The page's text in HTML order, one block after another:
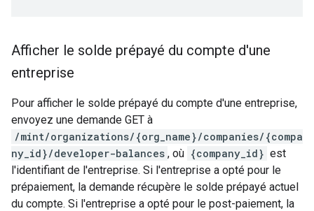
Afficher le solde prépayé du compte d'une
entreprise
Pour afficher le solde prépayé du compte d'une entreprise,
envoyez une demande GET à
/mint/organizations/{org_name}/companies/{compa
ny_id}/developer-balances , où {company_id} est
l'identifiant de l'entreprise. Si l'entreprise a opté pour le
prépaiement, la demande récupère le solde prépayé actuel
du compte. Si l'entreprise a opté pour le post-paiement, la